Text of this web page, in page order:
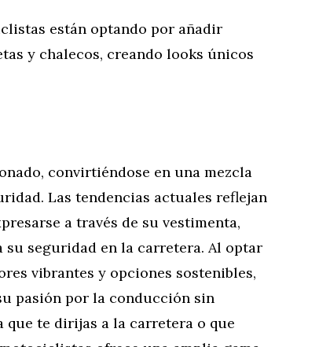
están optando por añadir
y chalecos, creando looks únicos
convirtiéndose en una mezcla
Las tendencias actuales reflejan
a través de su vestimenta,
seguridad en la carretera. Al optar
vibrantes y opciones sostenibles,
pasión por la conducción sin
que te dirijas a la carretera o que